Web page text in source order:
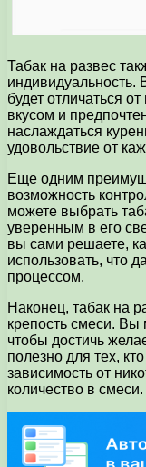
Табак на развес
индивидуальность.
будет отличаться
вкусом и
наслаждаться
удовольствие от
Еще одним
возможность
можете выбрать
уверенным в его
вы сами решаете,
использовать, что
процессом.
Наконец, табак на
крепость смеси. Вы
чтобы достичь
полезно для тех,
зависимость от
количество в смеси.